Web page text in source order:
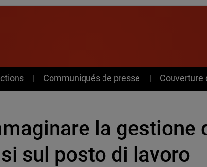
Communiqués de presse Couverture
la gestione
sul posto di lavoro